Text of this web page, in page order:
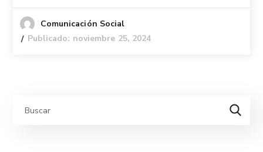
Comunicación Social
Publicado: noviembre 25, 2024